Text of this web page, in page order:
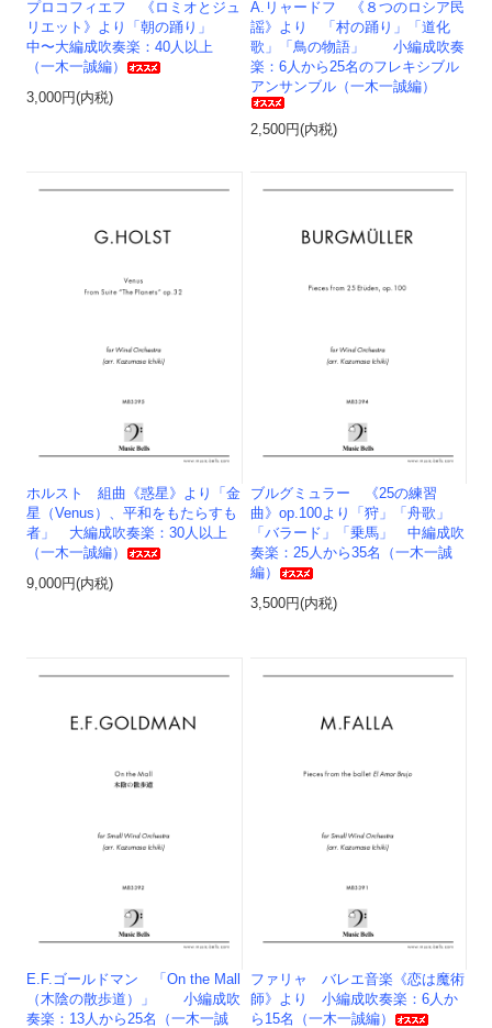
プロコフィエフ 《ロミオとジュ
リエット》より「朝の踊り」
中〜大編成吹奏楽：40人以上
（一木一誠編）
3,000円(内税)
A.リャードフ 《８つのロシア民
謡》より 「村の踊り」「道化
歌」「鳥の物語」 小編成吹奏
楽：6人から25名のフレキシブル
アンサンブル（一木一誠編）
2,500円(内税)
ホルスト 組曲《惑星》より「金
星（Venus）、平和をもたらすも
者」 大編成吹奏楽：30人以上
（一木一誠編）
9,000円(内税)
ブルグミュラー 《25の練習
曲》op.100より「狩」「舟歌」
「バラード」「乗馬」 中編成吹
奏楽：25人から35名（一木一誠
編）
3,500円(内税)
E.F.ゴールドマン 「On the Mall
（木陰の散歩道）」 小編成吹
奏楽：13人から25名（一木一誠
ファリャ バレエ音楽《恋は魔術
師》より 小編成吹奏楽：6人か
ら15名（一木一誠編）